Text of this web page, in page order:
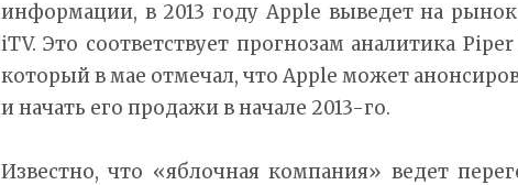
информации, в 2013 году Apple выведет на
iTV. Это соответствует прогнозам аналитика
который в мае отмечал, что Apple может
и начать его продажи в начале 2013-го.
Известно, что «яблочная компания» ведет